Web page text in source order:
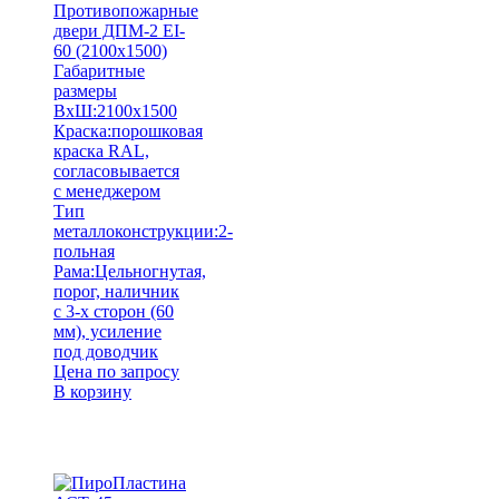
Противопожарные
двери ДПМ-2 EI-
60 (2100х1500)
Габаритные
размеры
ВхШ:2100x1500
Краска:порошковая
краска RAL,
согласовывается
с менеджером
Тип
металлоконструкции:2-
польная
Рама:Цельногнутая,
порог, наличник
с 3-х сторон (60
мм), усиление
под доводчик
Цена по запросу
В корзину